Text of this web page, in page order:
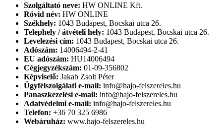
Szolgáltató neve: HW ONLINE Kft.
Rövid név: HW ONLINE
Székhely: 1043 Budapest, Bocskai utca 26.
Telephely / átvételi hely: 1043 Budapest, Bocskai utca 26.
Levelezési cím: 1043 Budapest, Bocskai utca 26.
Adószám: 14006494-2-41
EU adószám: HU14006494
Cégjegyzékszám: 01-09-356802
Képviselő: Jakab Zsolt Péter
Ügyfélszolgálati e-mail: info@hajo-felszereles.hu
Panaszkezelési e-mail: info@hajo-felszereles.hu
Adatvédelmi e-mail: info@hajo-felszereles.hu
Telefon: +36 70 325 6986
Webáruház: www.hajo-felszereles.hu